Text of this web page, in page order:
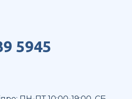
5945